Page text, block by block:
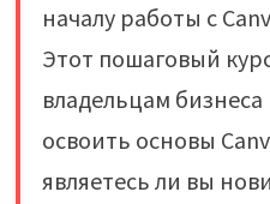
началу работы с
Этот пошаговый
владельцам
освоить основы
являетесь ли вы